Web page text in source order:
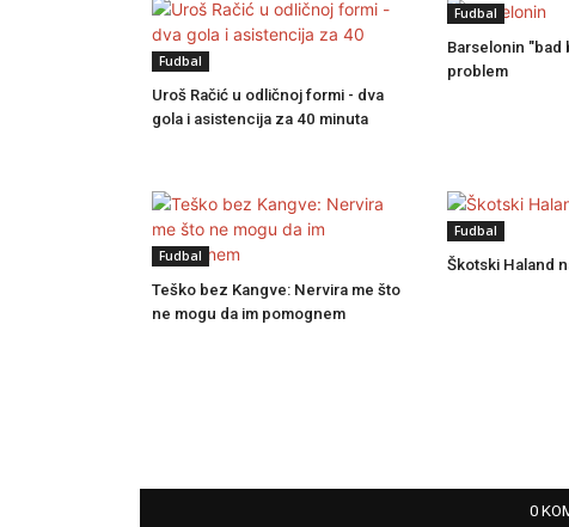
Fudbal
Uroš Račić u odličnoj formi - dva
gola i asistencija za 40 minuta
Fudbal
Barselonin "bad
problem
Fudbal
Teško bez Kangve: Nervira me što
ne mogu da im pomognem
Fudbal
Škotski Haland
0